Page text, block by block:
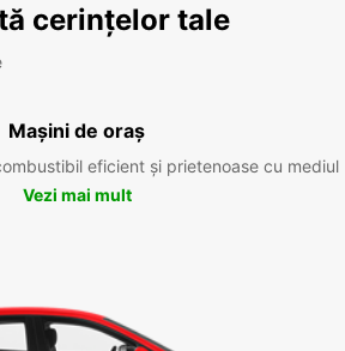
cerințelor tale
Mașini de oraș
eficient și prietenoase cu mediul
Vezi mai mult